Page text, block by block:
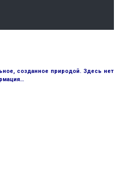
созданное природой. Здесь нет